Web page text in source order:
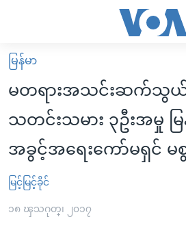
လွယ်ကူ
စေ
များ
ပင်မ
မူလစာမျက်နှာ
မြန်မာ
ကမ္ဘာ့သတင်းများ
နိုင်ငံတကာ
အစ္စရေး-ပါလက်စတိုင်း
ဗွီဒီယို
အင်္ဂလိပ်စာလေ့လာမယ်
မြန်မာ
မတရားအသင်းဆက်သွယ်
သတင်းသမား ၃ဦးအမှု မ
အခွင့်အရေးကော်မရှင်
မြင့်မြင့်ခိုင်
၁၈ ၾသဂုတ္၊ ၂၀၁၇